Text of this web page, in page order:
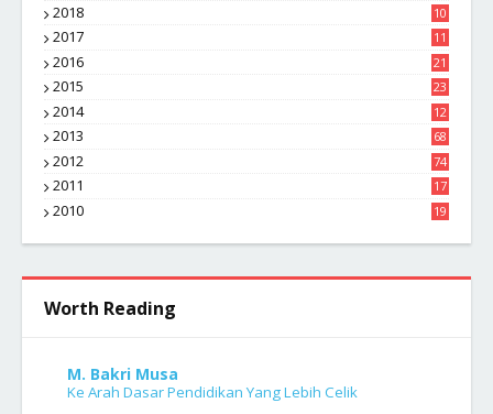
2018
10
4
2017
11
1
2016
21
1
2015
23
7
2014
12
2
2013 68
2012 74
2011
17
4
2010
19
Worth Reading
M. Bakri Musa
Ke Arah Dasar Pendidikan Yang Lebih Celik